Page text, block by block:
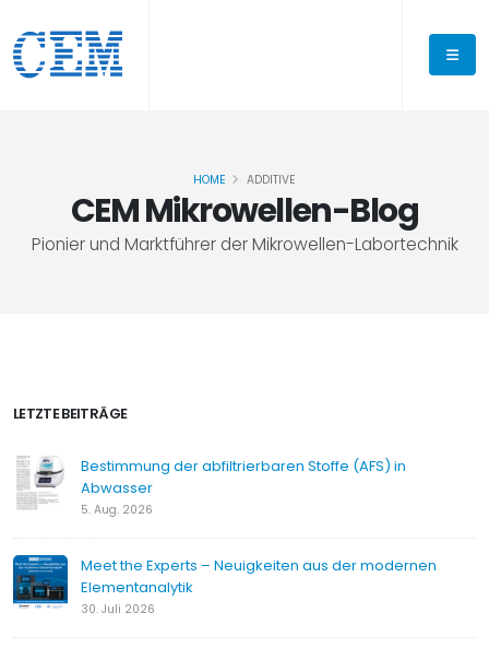
CEM Mikrowellen-Blog
Pionier und Marktführer der Mikrowellen-Labortechnik
HOME ADDITIVE
LETZTE BEITRÄGE
Bestimmung der abfiltrierbaren Stoffe (AFS) in
Abwasser
5. Aug. 2026
Meet the Experts – Neuigkeiten aus der modernen
Elementanalytik
30. Juli 2026